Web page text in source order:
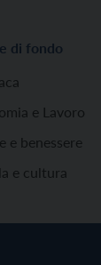
di fondo
e Lavoro
e benessere
e cultura